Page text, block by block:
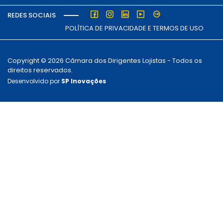
REDES SOCIAIS
POLÍTICA DE PRIVACIDADE E TERMOS DE USO
Copyright © 2026 Câmara dos Dirigentes Lojistas - Todos os
direitos reservados.
Desenvolvido por SP Inovações